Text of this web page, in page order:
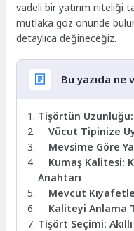
vadeli bir yatırım niteliği
mutlaka göz önünde
detaylıca değineceğiz.
Bu yazıda ne
Tişörtün
Vücut Tipinize
Mevsime Göre
Kumaş Kalitesi:
Anahtarı
Mevcut
Kaliteyi Anlama
Tişört Seçimi: